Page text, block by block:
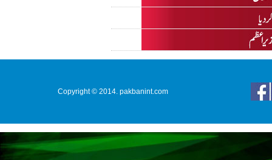
Copyright © 2014. pakbanint.com